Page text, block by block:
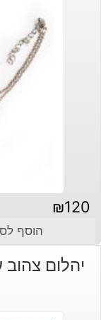
₪120
הוסף
יהלום